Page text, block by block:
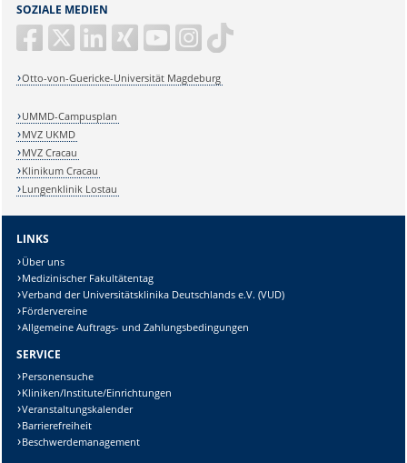
SOZIALE MEDIEN
Otto-von-Guericke-Universität Magdeburg
UMMD-Campusplan
MVZ UKMD
MVZ Cracau
Klinikum Cracau
Lungenklinik Lostau
LINKS
Über uns
Medizinischer Fakultätentag
Verband der Universitätsklinika Deutschlands e.V. (VUD)
Fördervereine
Allgemeine Auftrags- und Zahlungsbedingungen
SERVICE
Personensuche
Kliniken/Institute/Einrichtungen
Veranstaltungskalender
Barrierefreiheit
Beschwerdemanagement